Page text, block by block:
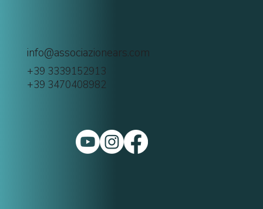
info@associazionears.com
+39 3339152913
+39 3470408982